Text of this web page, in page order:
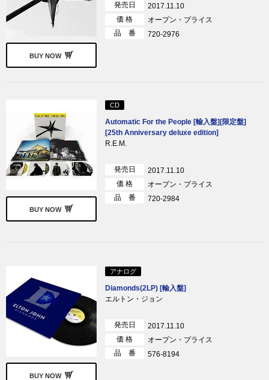
BUY NOW
発売日
2017.11.10
価 格
オープン・プライス
品 番
720-2976
BUY NOW
CD
Automatic For the People [輸入盤][限定盤]
[25th Anniversary deluxe edition]
R.E.M.
発売日
2017.11.10
価 格
オープン・プライス
品 番
720-2984
BUY NOW
アナログ
Diamonds(2LP) [輸入盤]
エルトン・ジョン
発売日
2017.11.10
価 格
オープン・プライス
品 番
576-8194